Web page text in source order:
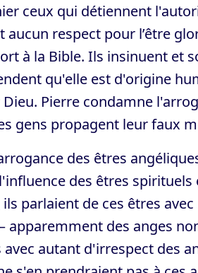
ceux qui détiennent
respect pour l’être
à la Bible. Ils insinuent et
qu'elle est d'origine
Pierre condamne
gens propagent leur faux
des êtres
des êtres spirituels
parlaient de ces êtres
apparemment des anges
autant d'irrespect des